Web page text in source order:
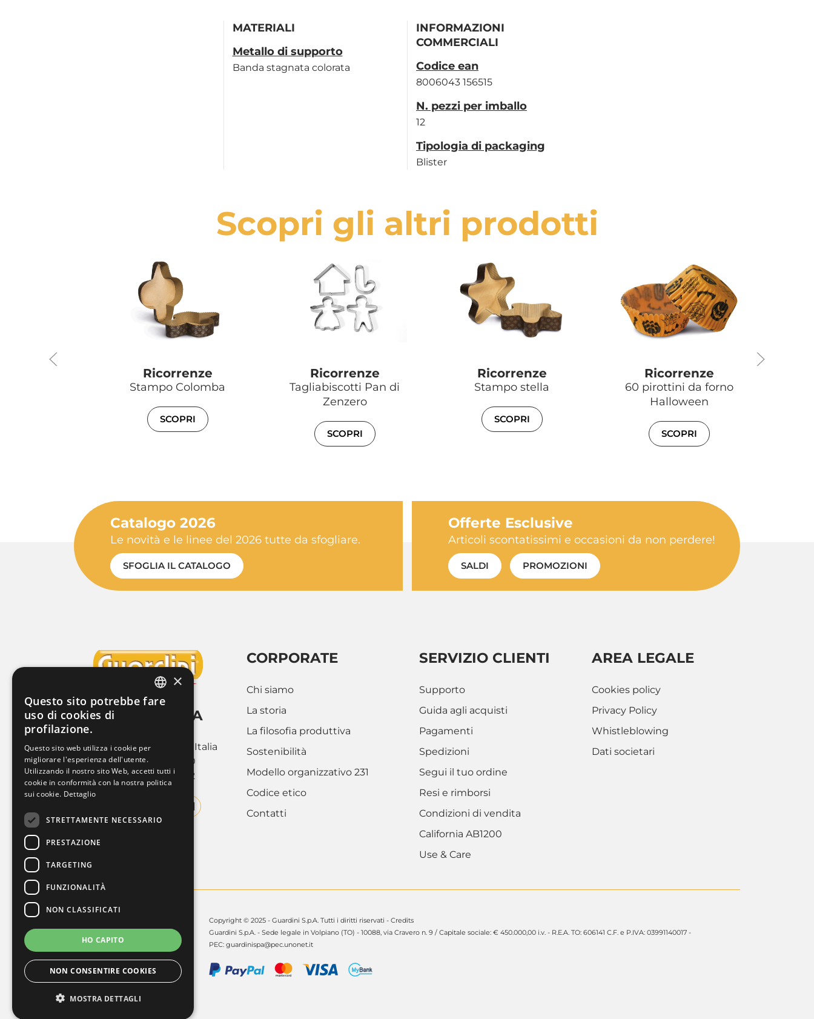
MATERIALI
Metallo di supporto
Banda stagnata colorata
INFORMAZIONI
COMMERCIALI
Codice ean
8006043 156515
N. pezzi per imballo
12
Tipologia di packaging
Blister
Scopri gli altri prodotti
Ricorrenze
Stampo Colomba
SCOPRI
Ricorrenze
Tagliabiscotti Pan di
Zenzero
SCOPRI
Ricorrenze
Stampo stella
SCOPRI
Ricorrenze
60 pirottini da forno
Halloween
SCOPRI
Catalogo 2026
Le novità e le linee del 2026 tutte da sfogliare.
SFOGLIA IL CATALOGO
Offerte Esclusive
Articoli scontatissimi e occasioni da non perdere!
SALDI PROMOZIONI
GUARDINI SPA
10088 Volpiano (Torino), Italia
Tel. +39 011.9952890
Fax +39 011.9952142
CORPORATE
Chi siamo
La storia
La filosofia produttiva
Sostenibilità
Modello organizzativo 231
Codice etico
Contatti
SERVIZIO CLIENTI
Supporto
Guida agli acquisti
Pagamenti
Spedizioni
Segui il tuo ordine
Resi e rimborsi
Condizioni di vendita
California AB1200
Use & Care
AREA LEGALE
Cookies policy
Privacy Policy
Whistleblowing
Dati societari
Copyright © 2025 - Guardini S.p.A. Tutti i diritti riservati - Credits
Guardini S.p.A. - Sede legale in Volpiano (TO) - 10088, via Cravero n. 9 / Capitale sociale: € 450.000,00 i.v. - R.E.A. TO: 606141 C.F. e P.IVA: 03991140017 -
PEC: guardinispa@pec.unonet.it
ITALIAN
×
Questo sito potrebbe fare
uso di cookies di
profilazione.
Questo sito web utilizza i cookie per
migliorare l'esperienza dell'utente.
Utilizzando il nostro sito Web, accetti tutti i
cookie in conformità con la nostra politica
sui cookie. Dettaglio
STRETTAMENTE NECESSARIO
PRESTAZIONE
TARGETING
FUNZIONALITÀ
NON CLASSIFICATI
HO CAPITO
NON CONSENTIRE COOKIES
MOSTRA DETTAGLI